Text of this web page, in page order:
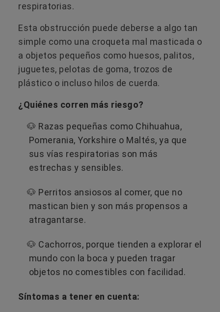
respiratorias.
Esta obstrucción puede deberse a algo tan
simple como una croqueta mal masticada o
a objetos pequeños como huesos, palitos,
juguetes, pelotas de goma, trozos de
plástico o incluso hilos de cuerda.
¿Quiénes corren más riesgo?
🐶 Razas pequeñas como Chihuahua,
Pomerania, Yorkshire o Maltés, ya que
sus vías respiratorias son más
estrechas y sensibles.
🐶 Perritos ansiosos al comer, que no
mastican bien y son más propensos a
atragantarse.
🐶 Cachorros, porque tienden a explorar el
mundo con la boca y pueden tragar
objetos no comestibles con facilidad.
Síntomas a tener en cuenta: